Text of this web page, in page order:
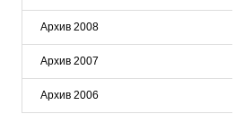
Архив 2008
Архив 2007
Архив 2006